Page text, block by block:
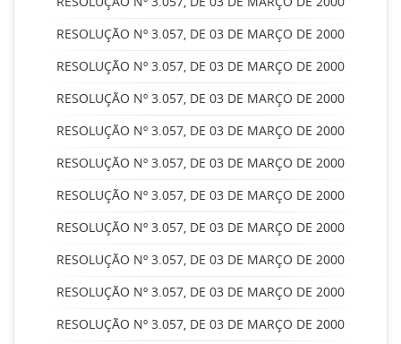
RESOLUÇÃO Nº 3.057, DE 03 DE MARÇO DE 2000
RESOLUÇÃO Nº 3.057, DE 03 DE MARÇO DE 2000
RESOLUÇÃO Nº 3.057, DE 03 DE MARÇO DE 2000
RESOLUÇÃO Nº 3.057, DE 03 DE MARÇO DE 2000
RESOLUÇÃO Nº 3.057, DE 03 DE MARÇO DE 2000
RESOLUÇÃO Nº 3.057, DE 03 DE MARÇO DE 2000
RESOLUÇÃO Nº 3.057, DE 03 DE MARÇO DE 2000
RESOLUÇÃO Nº 3.057, DE 03 DE MARÇO DE 2000
RESOLUÇÃO Nº 3.057, DE 03 DE MARÇO DE 2000
RESOLUÇÃO Nº 3.057, DE 03 DE MARÇO DE 2000